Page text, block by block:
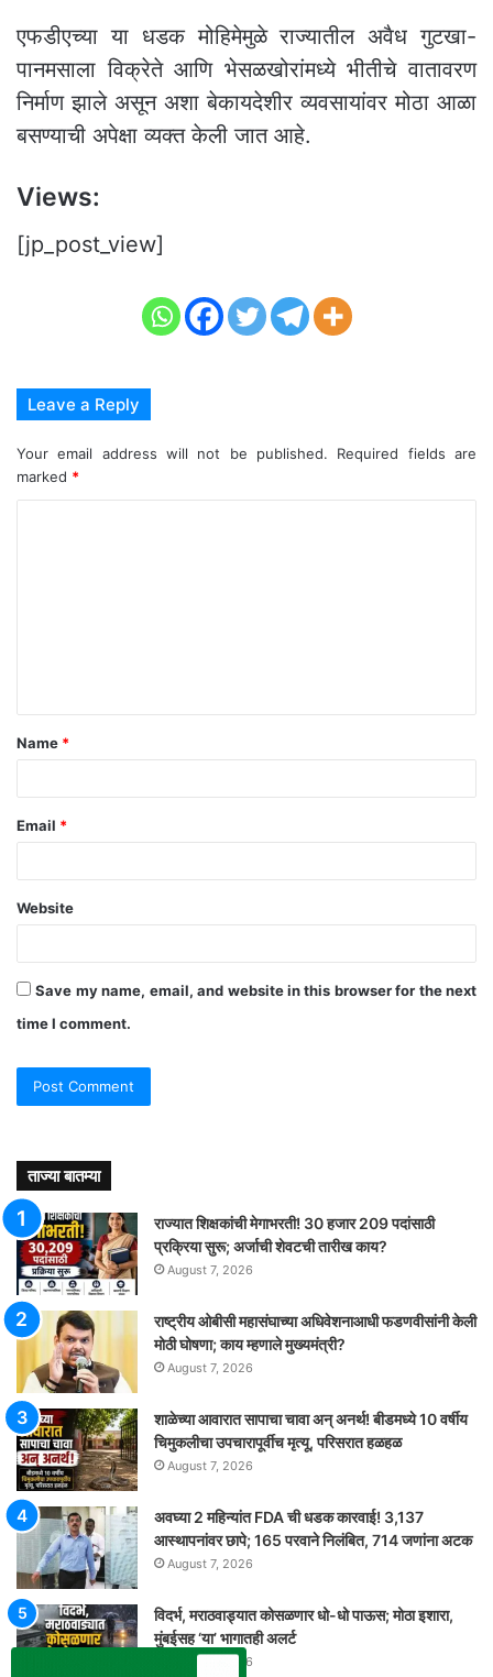
एफडीएच्या या धडक मोहिमेमुळे राज्यातील अवैध गुटखा-
पानमसाला विक्रेते आणि भेसळखोरांमध्ये भीतीचे वातावरण
निर्माण झाले असून अशा बेकायदेशीर व्यवसायांवर मोठा आळा
बसण्याची अपेक्षा व्यक्त केली जात आहे.
Views:
[jp_post_view]
Leave a Reply
Your email address will not be published.
Required fields are
marked *
t
*
Name *
Email *
Website
Save my name, email, and website in this browser for the next
time I comment.
ताज्या बातम्या
राज्यात शिक्षकांची मेगाभरती! 30 हजार 209 पदांसाठी
प्रक्रिया सुरू; अर्जाची शेवटची तारीख काय?
August 7, 2026
राष्ट्रीय ओबीसी महासंघाच्या अधिवेशनाआधी फडणवीसांनी केली
मोठी घोषणा; काय म्हणाले मुख्यमंत्री?
August 7, 2026
शाळेच्या आवारात सापाचा चावा अन् अनर्थ! बीडमध्ये 10 वर्षीय
चिमुकलीचा उपचारापूर्वीच मृत्यू, परिसरात हळहळ
August 7, 2026
अवघ्या 2 महिन्यांत FDA ची धडक कारवाई! 3,137
आस्थापनांवर छापे; 165 परवाने निलंबित, 714 जणांना अटक
August 7, 2026
विदर्भ, मराठवाड्यात कोसळणार धो-धो पाऊस; मोठा इशारा,
मुंबईसह ‘या’ भागातही अलर्ट
August 7, 2026